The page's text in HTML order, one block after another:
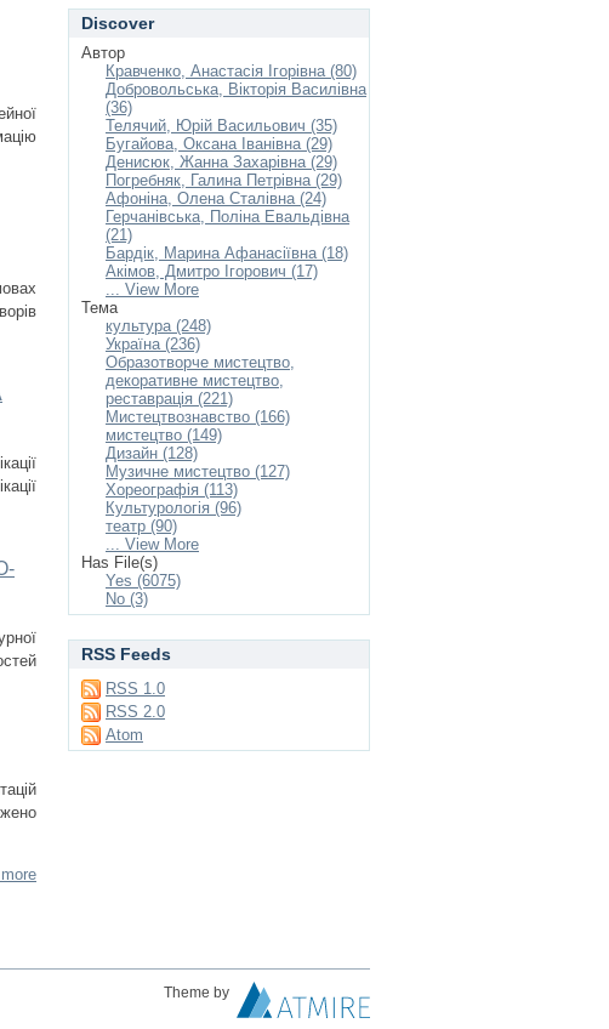
Discover
Автор
Кравченко, Анастасія Ігорівна (80)
Добровольська, Вікторія Василівна
(36)
Телячий, Юрій Васильович (35)
Бугайова, Оксана Іванівна (29)
Денисюк, Жанна Захарівна (29)
Погребняк, Галина Петрівна (29)
Афоніна, Олена Сталівна (24)
Герчанівська, Поліна Евальдівна
(21)
Бардік, Марина Афанасіївна (18)
Акімов, Дмитро Ігорович (17)
... View More
Тема
культура (248)
Україна (236)
Образотворче мистецтво,
декоративне мистецтво,
реставрація (221)
Мистецтвознавство (166)
мистецтво (149)
Дизайн (128)
Музичне мистецтво (127)
Хореографія (113)
Культурологія (96)
театр (90)
... View More
Has File(s)
Yes (6075)
No (3)
RSS Feeds
RSS 1.0
RSS 2.0
Atom
Theme by